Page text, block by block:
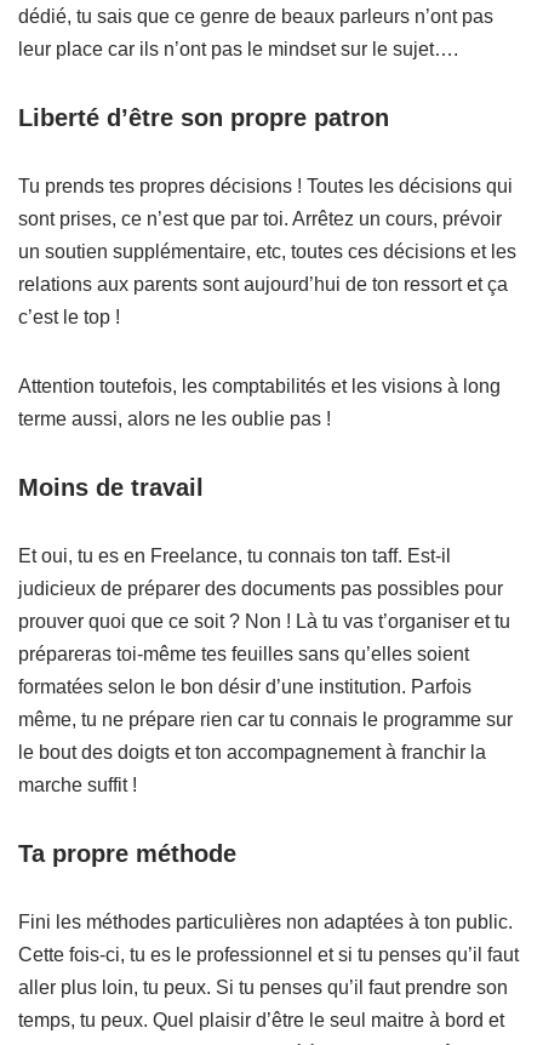
dédié, tu sais que ce genre de beaux parleurs n’ont pas
leur place car ils n’ont pas le mindset sur le sujet….
Liberté d’être son propre patron
Tu prends tes propres décisions ! Toutes les décisions qui
sont prises, ce n’est que par toi. Arrêtez un cours, prévoir
un soutien supplémentaire, etc, toutes ces décisions et les
relations aux parents sont aujourd’hui de ton ressort et ça
c’est le top !
Attention toutefois, les comptabilités et les visions à long
terme aussi, alors ne les oublie pas !
Moins de travail
Et oui, tu es en Freelance, tu connais ton taff. Est-il
judicieux de préparer des documents pas possibles pour
prouver quoi que ce soit ? Non ! Là tu vas t’organiser et tu
prépareras toi-même tes feuilles sans qu’elles soient
formatées selon le bon désir d’une institution. Parfois
même, tu ne prépare rien car tu connais le programme sur
le bout des doigts et ton accompagnement à franchir la
marche suffit !
Ta propre méthode
Fini les méthodes particulières non adaptées à ton public.
Cette fois-ci, tu es le professionnel et si tu penses qu’il faut
aller plus loin, tu peux. Si tu penses qu’il faut prendre son
temps, tu peux. Quel plaisir d’être le seul maitre à bord et